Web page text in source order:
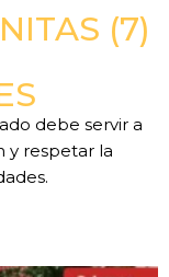
(7)
debe servir a
y respetar la